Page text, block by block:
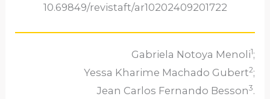
10.69849/revistaft/ar10202409201722
Gabriela Notoya Menoli1;
Yessa Kharime Machado Gubert2;
Jean Carlos Fernando Besson3.